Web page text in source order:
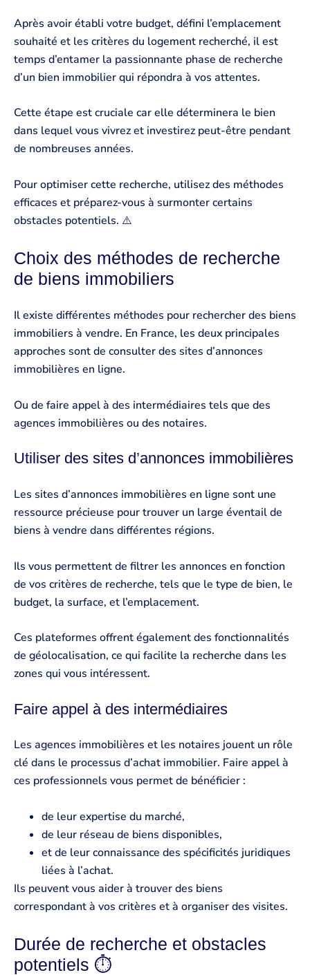
Après avoir établi votre budget, défini l’emplacement
souhaité et les critères du logement recherché, il est
temps d’entamer la passionnante phase de recherche
d’un bien immobilier qui répondra à vos attentes.
Cette étape est cruciale car elle déterminera le bien
dans lequel vous vivrez et investirez peut-être pendant
de nombreuses années.
Pour optimiser cette recherche, utilisez des méthodes
efficaces et préparez-vous à surmonter certains
obstacles potentiels. ⚠️
Choix des méthodes de recherche
de biens immobiliers
Il existe différentes méthodes pour rechercher des biens
immobiliers à vendre. En France, les deux principales
approches sont de consulter des sites d’annonces
immobilières en ligne.
Ou de faire appel à des intermédiaires tels que des
agences immobilières ou des notaires.
Utiliser des sites d’annonces immobilières
Les sites d’annonces immobilières en ligne sont une
ressource précieuse pour trouver un large éventail de
biens à vendre dans différentes régions.
Ils vous permettent de filtrer les annonces en fonction
de vos critères de recherche, tels que le type de bien, le
budget, la surface, et l’emplacement.
Ces plateformes offrent également des fonctionnalités
de géolocalisation, ce qui facilite la recherche dans les
zones qui vous intéressent.
Faire appel à des intermédiaires
Les agences immobilières et les notaires jouent un rôle
clé dans le processus d’achat immobilier. Faire appel à
ces professionnels vous permet de bénéficier :
de leur expertise du marché,
de leur réseau de biens disponibles,
et de leur connaissance des spécificités juridiques
liées à l’achat.
Ils peuvent vous aider à trouver des biens
correspondant à vos critères et à organiser des visites.
Durée de recherche et obstacles
potentiels ⏱